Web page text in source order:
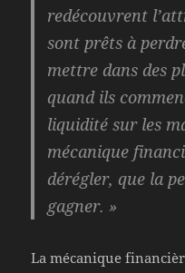
redécouvrent
sont prêts à
mettre dans des
quand ils
liquidité sur les
mécanique
dérégler, que la
gagner. »
La mécanique